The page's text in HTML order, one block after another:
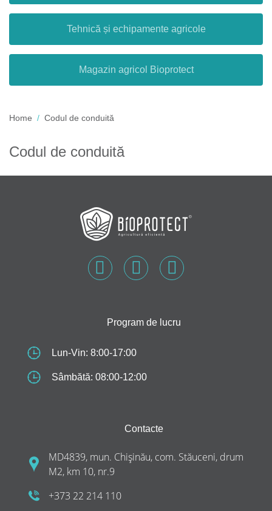
Tehnică și echipamente agricole
Magazin agricol Bioprotect
Home Codul de conduită
Codul de conduită
Program de lucru
Lun-Vin: 8:00-17:00
Sâmbătă: 08:00-12:00
Contacte
MD4839, mun. Chișinău, com. Stăuceni, drum
M2, km 10, nr.9
+373 22 214 110